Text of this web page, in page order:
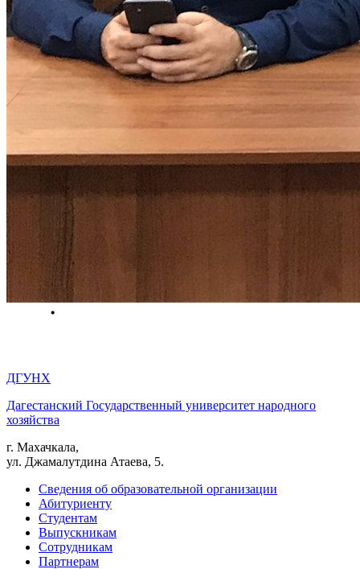
ДГУНХ
Дагестанский Государственный университет народного
хозяйства
г. Махачкала,
ул. Джамалутдина Атаева, 5.
Сведения об образовательной организации
Абитуриенту
Студентам
Выпускникам
Сотрудникам
Партнерам